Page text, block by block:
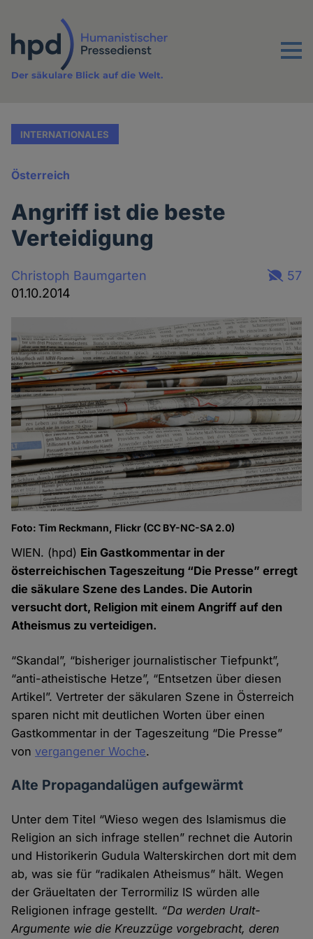
Inhalt
Menu
Der säkulare Blick auf die Welt.
INTERNATIONALES
Österreich
Angriff ist die beste
Verteidigung
Christoph Baumgarten
01.10.2014
57
Foto: Tim Reckmann, Flickr (CC BY-NC-SA 2.0)
WIEN. (hpd) Ein Gastkommentar in der
österreichischen Tageszeitung “Die Presse” erregt
die säkulare Szene des Landes. Die Autorin
versucht dort, Religion mit einem Angriff auf den
Atheismus zu verteidigen.
“Skandal”, “bisheriger journalistischer Tiefpunkt”,
“anti-atheistische Hetze”, “Entsetzen über diesen
Artikel”. Vertreter der säkularen Szene in Österreich
sparen nicht mit deutlichen Worten über einen
Gastkommentar in der Tageszeitung “Die Presse”
vonvergangener Woche.
Alte Propagandalügen aufgewärmt
Unter dem Titel “Wieso wegen des Islamismus die
Religion an sich infrage stellen” rechnet die Autorin
und Historikerin Gudula Walterskirchen dort mit dem
ab, was sie für “radikalen Atheismus” hält. Wegen
der Gräuel­taten der Terrormiliz IS würden alle
Religionen infrage gestellt. “Da werden Uralt-
Argumente wie die Kreuz­züge vorge­bracht, deren